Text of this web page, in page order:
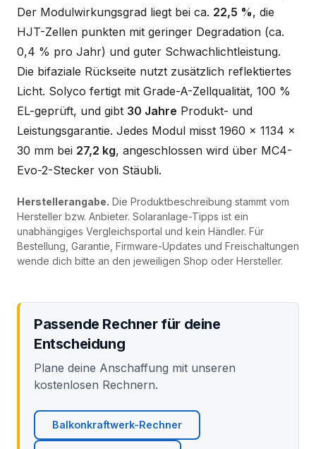
Der Modulwirkungsgrad liegt bei ca. 22,5 %, die
HJT-Zellen punkten mit geringer Degradation (ca.
0,4 % pro Jahr) und guter Schwachlichtleistung.
Die bifaziale Rückseite nutzt zusätzlich reflektiertes
Licht. Solyco fertigt mit Grade-A-Zellqualität, 100 %
EL-geprüft, und gibt 30 Jahre Produkt- und
Leistungsgarantie. Jedes Modul misst 1960 x 1134 x
30 mm bei 27,2 kg, angeschlossen wird über MC4-
Evo-2-Stecker von Stäubli.
Herstellerangabe. Die Produktbeschreibung stammt vom
Hersteller bzw. Anbieter. Solaranlage-Tipps ist ein
unabhängiges Vergleichsportal und kein Händler. Für
Bestellung, Garantie, Firmware-Updates und Freischaltungen
wende dich bitte an den jeweiligen Shop oder Hersteller.
Passende Rechner für deine
Entscheidung
Plane deine Anschaffung mit unseren
kostenlosen Rechnern.
Balkonkraftwerk-Rechner